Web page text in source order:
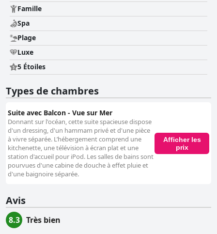
Famille
Spa
Plage
Luxe
5 Étoiles
Types de chambres
Suite avec Balcon - Vue sur Mer
Donnant sur l'océan, cette suite spacieuse dispose
d'un dressing, d'un hammam privé et d'une pièce
à vivre séparée. L’hébergement comprend une
kitchenette, une télévision à écran plat et une
station d'accueil pour iPod. Les salles de bains sont
pourvues d'une cabine de douche à effet pluie et
d'une baignoire séparée.
Afficher les
prix
Avis
8.3 Très bien